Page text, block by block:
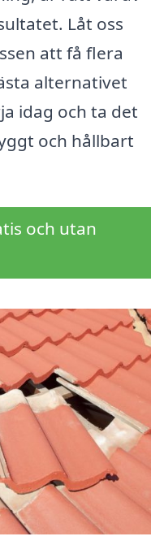
Låt oss
att få flera
alternativet
idag och ta det
och hållbart
och utan